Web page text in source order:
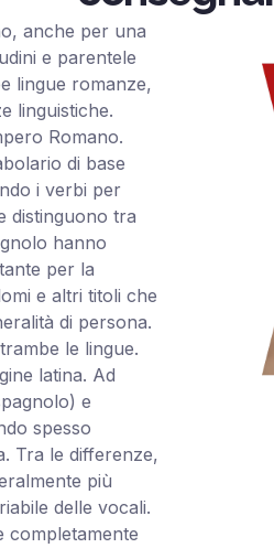
anche per una
e parentele
lingue romanze,
linguistiche.
Romano.
di base
i verbi per
distinguono tra
hanno
per la
e altri titoli che
di persona.
le lingue.
latina. Ad
e
spesso
Tra le differenze,
più
delle vocali.
completamente